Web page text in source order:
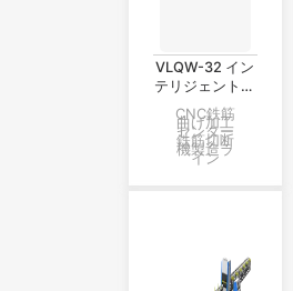
VLQW-32 イン
テリジェント棒
鋼切断・曲げ生
産ライン
CNC鉄筋
曲げ加工
センター
鉄筋切断
機製造ラ
イン